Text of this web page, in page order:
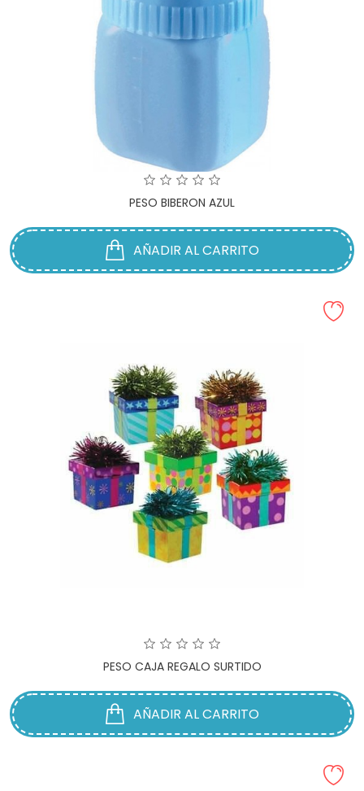
PESO BIBERON AZUL
AÑADIR AL CARRITO
PESO CAJA REGALO SURTIDO
AÑADIR AL CARRITO